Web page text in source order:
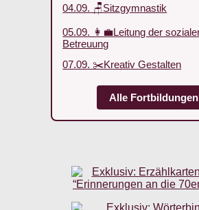
04.09. 🪑Sitzgymnastik
05.09. 👩‍💼Leitung der
Betreuung
07.09. ✂️Kreativ Gestalten
Alle Fortbildungen